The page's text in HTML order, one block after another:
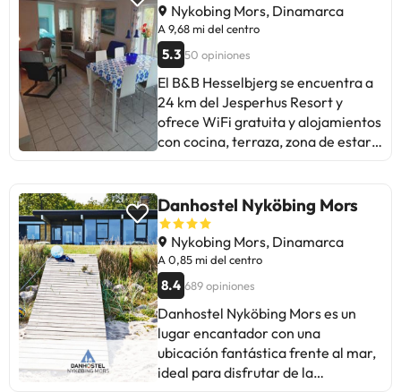
Nykobing Mors, Dinamarca
A 9,68 mi del centro
5.3 50 opiniones
El B&B Hesselbjerg se encuentra a
24 km del Jesperhus Resort y
ofrece WiFi gratuita y alojamientos
con cocina, terraza, zona de estar y
cafetera. Los huéspedes de este
bed and breakfast pueden
practicar ciclismo en las
inmediaciones o disfrutar del
jardín. El aeropuerto más cercano
es el de Aalborg, ubicado a 73 km
del B&B Hesselbjerg.Gestionado
por un particular
Danhostel Nyköbing Mors
Nykobing Mors, Dinamarca
A 0,85 mi del centro
8.4 689 opiniones
Danhostel Nyköbing Mors es un
lugar encantador con una
ubicación fantástica frente al mar,
ideal para disfrutar de la